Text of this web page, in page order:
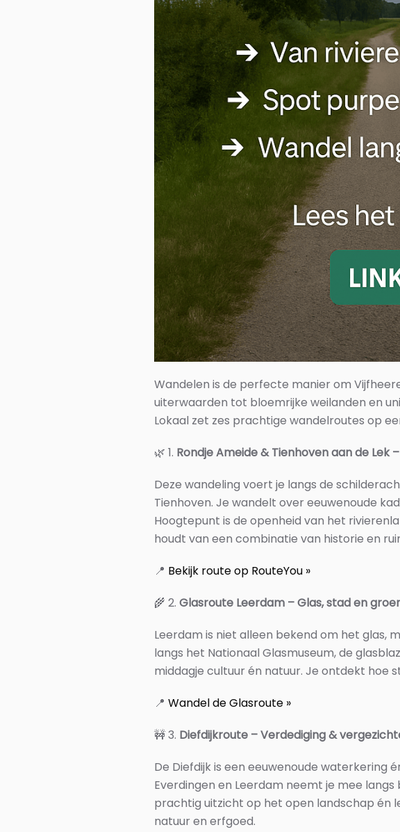
Wandelen is de perfecte manier om
uiterwaarden tot bloemrijke weilanden en
Lokaal zet zes prachtige wandelroutes op
🌿 1. Rondje Ameide & Tienhoven aan de Lek
Deze wandeling voert je langs de
Tienhoven. Je wandelt over eeuwenoude
Hoogtepunt is de openheid van het
houdt van een combinatie van historie en
📍 Bekijk route op RouteYou »
🌾 2. Glasroute Leerdam – Glas, stad en
Leerdam is niet alleen bekend om het glas,
langs het Nationaal Glasmuseum, de
middagje cultuur én natuur. Je ontdekt hoe
📍 Wandel de Glasroute »
🚧3. Diefdijkroute – Verdediging &
De Diefdijk is een eeuwenoude waterkering
Everdingen en Leerdam neemt je mee
prachtig uitzicht op het open landschap én
natuur en erfgoed.